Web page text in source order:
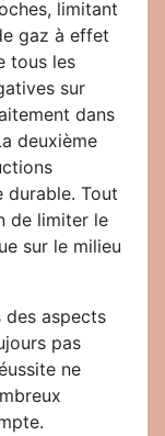
limitant
gaz à effet
tous les
sur
dans
deuxième
durable. Tout
de limiter le
sur le milieu
aspects
pas
ne